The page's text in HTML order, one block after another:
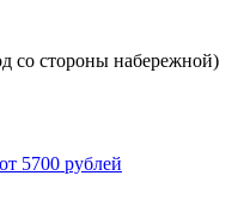
со стороны набережной)
5700 рублей